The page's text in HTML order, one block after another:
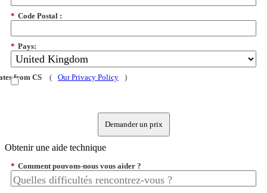
* Code Postal :
* Pays:
from CS ( Our Privacy Policy )
Demander un prix
Obtenir une aide technique
* Comment pouvons-nous vous aider ?